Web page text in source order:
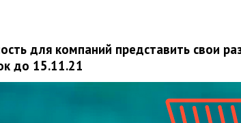
для компаний представить свои
до 15.11.21